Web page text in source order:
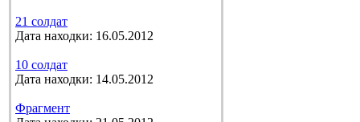
21 солдат
Дата находки: 16.05.2012
10 солдат
Дата находки: 14.05.2012
Фрагмент